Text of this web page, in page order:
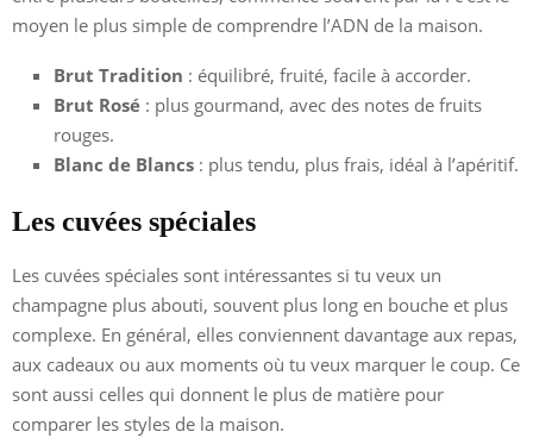
moyen le plus simple de comprendre l’ADN de la maison.
Brut Tradition : équilibré, fruité, facile à accorder.
Brut Rosé : plus gourmand, avec des notes de fruits
rouges.
Blanc de Blancs : plus tendu, plus frais, idéal à l’apéritif.
Les cuvées spéciales
Les cuvées spéciales sont intéressantes si tu veux un
champagne plus abouti, souvent plus long en bouche et plus
complexe. En général, elles conviennent davantage aux repas,
aux cadeaux ou aux moments où tu veux marquer le coup. Ce
sont aussi celles qui donnent le plus de matière pour
comparer les styles de la maison.